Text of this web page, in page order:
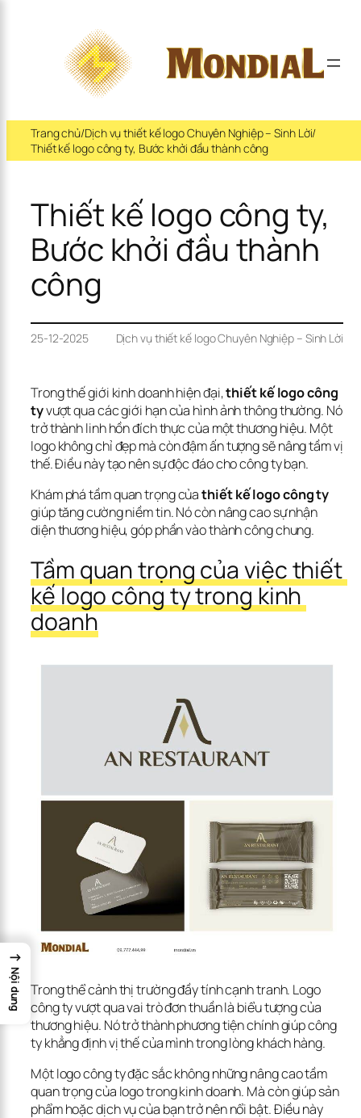
Trang chủ/Dịch vụ thiết kế logo Chuyên Nghiệp – Sinh Lời/
Thiết kế logo công ty, Bước khởi đầu thành công
Thiết kế logo công ty,
Bước khởi đầu thành
công
25-12-2025 Dịch vụ thiết kế logo Chuyên Nghiệp – Sinh Lời
Trong thế giới kinh doanh hiện đại, thiết kế logo công
ty vượt qua các giới hạn của hình ảnh thông thường. Nó
trở thành linh hồn đích thực của một thương hiệu. Một
logo không chỉ đẹp mà còn đậm ấn tượng sẽ nâng tầm vị
thế. Điều này tạo nên sự độc đáo cho công ty bạn.
Khám phá tầm quan trọng của thiết kế logo công ty
giúp tăng cường niềm tin. Nó còn nâng cao sự nhận
diện thương hiệu, góp phần vào thành công chung.
Tầm quan trọng của việc thiết
kế logo công ty trong kinh
doanh
Trong thể cảnh thị trường đầy tính cạnh tranh. Logo
công ty vượt qua vai trò đơn thuần là biểu tượng của
thương hiệu. Nó trở thành phương tiện chính giúp công
ty khẳng định vị thế của mình trong lòng khách hàng.
Một logo công ty đặc sắc không những nâng cao tầm
quan trọng của logo trong kinh doanh. Mà còn giúp sản
phẩm hoặc dịch vụ của bạn trở nên nổi bật. Điều này
→
Nội dung